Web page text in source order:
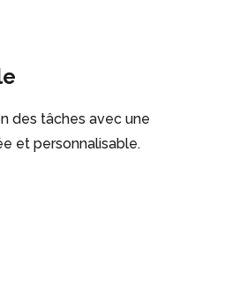
des tâches avec une
et personnalisable.